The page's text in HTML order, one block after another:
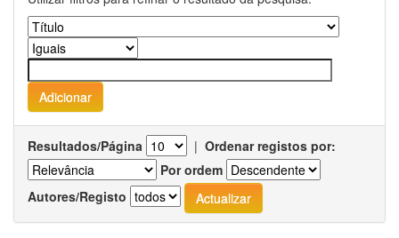
Resultados/Página | Ordenar registos por:
Por ordem
Autores/Registo